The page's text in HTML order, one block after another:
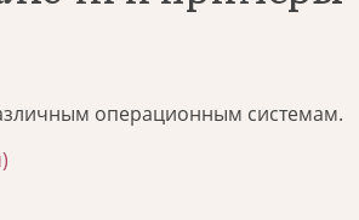
операционным системам.